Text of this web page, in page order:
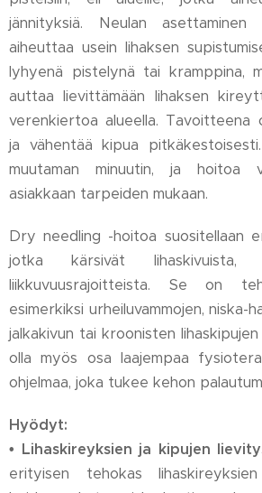
jännityksiä. Neulan asettaminen
aiheuttaa usein lihaksen
lyhyenä pistelynä tai kramppina,
auttaa lievittämään lihaksen
verenkiertoa alueella. Tavoitteena
ja vähentää kipua
muutaman minuutin, ja hoitoa
asiakkaan tarpeiden mukaan.
Dry needling -hoitoa suositellaan
jotka kärsivät lihaskivuista,
liikkuvuusrajoitteista. Se on
esimerkiksi urheiluvammojen, niska-
jalkakivun tai kroonisten
olla myös osa laajempaa
ohjelmaa, joka tukee kehon
Hyödyt:
• Lihaskireyksien ja kipujen
erityisen tehokas